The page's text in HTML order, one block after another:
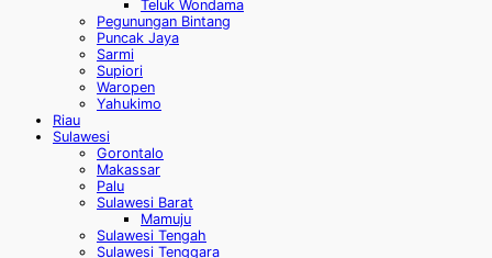
Teluk Wondama
Pegunungan Bintang
Puncak Jaya
Sarmi
Supiori
Waropen
Yahukimo
Riau
Sulawesi
Gorontalo
Makassar
Palu
Sulawesi Barat
Mamuju
Sulawesi Tengah
Sulawesi Tenggara